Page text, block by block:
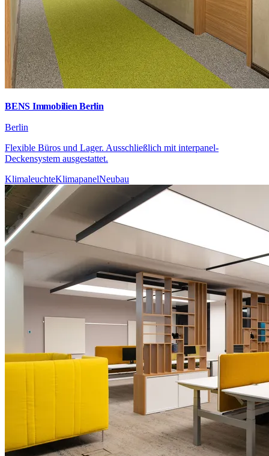
BENS Immobilien Berlin
Berlin
Flexible Büros und Lager. Ausschließlich mit interpanel-
Deckensystem ausgestattet.
KlimaleuchteKlimapanelNeubau